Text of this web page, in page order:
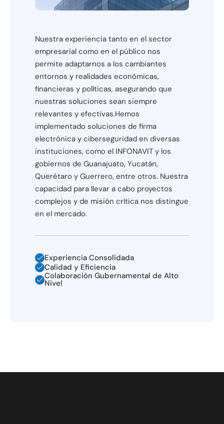
Nuestra experiencia tanto en el sector
empresarial como en el público nos
permite adaptarnos a los cambiantes
entornos y realidades económicas,
financieras y políticas, asegurando que
nuestras soluciones sean siempre
relevantes y efectivas.Hemos
implementado soluciones de firma
electrónica y ciberseguridad en diversas
instituciones, como el INFONAVIT y los
gobiernos de Guanajuato, Yucatán,
Querétaro y Guerrero, entre otros. Nuestra
capacidad para llevar a cabo proyectos
complejos y de misión crítica nos distingue
en el mercado.
Experiencia Consolidada
Calidad y Eficiencia
Colaboración Gubernamental de Alto
Nivel